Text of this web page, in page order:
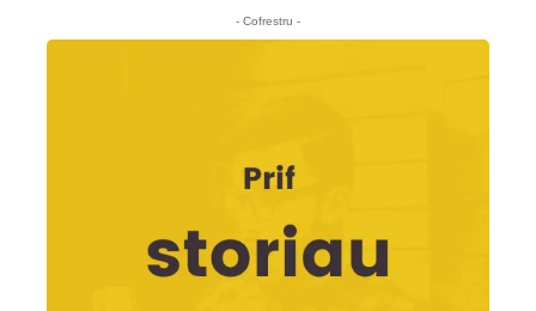
- Cofrestru -